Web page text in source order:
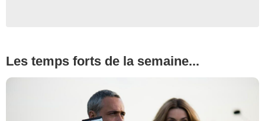
Les temps forts de la semaine...